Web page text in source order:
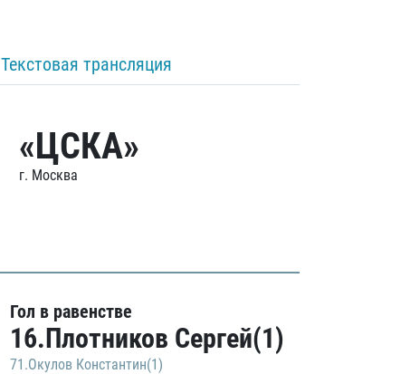
Текстовая трансляция
«ЦСКА»
г. Москва
Гол в равенстве
16.Плотников Сергей(1)
71.Окулов Константин(1)